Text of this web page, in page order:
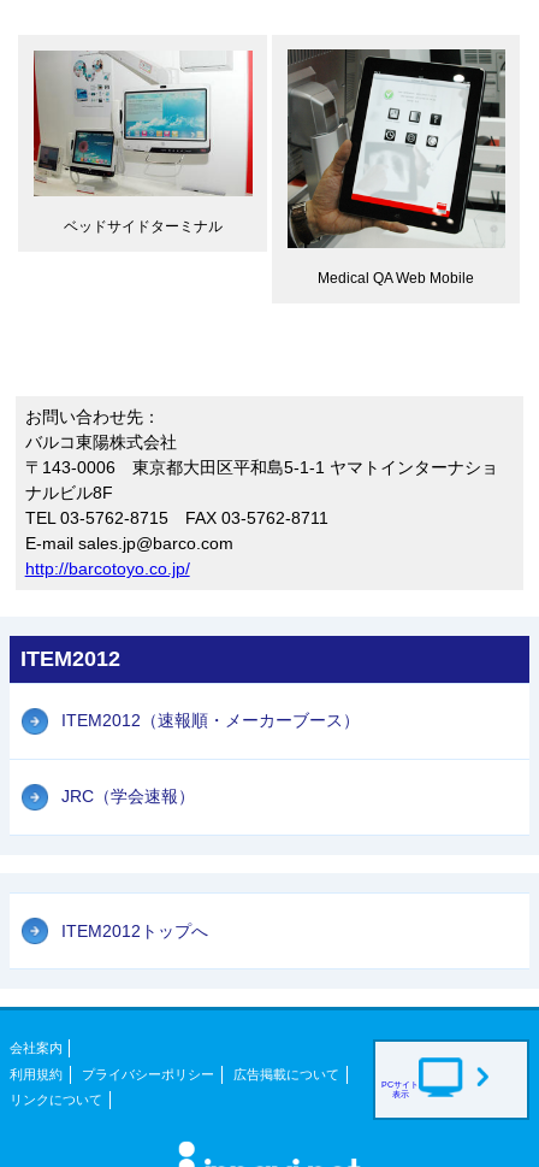
ベッドサイドターミナル
Medical QA Web Mobile
お問い合わせ先：
バルコ東陽株式会社
〒143-0006 東京都大田区平和島5-1-1 ヤマトインターナショ
ナルビル8F
TEL 03-5762-8715 FAX 03-5762-8711
E-mail sales.jp@barco.com
http://barcotoyo.co.jp/
ITEM2012
ITEM2012（速報順・メーカーブース）
JRC（学会速報）
ITEM2012トップへ
会社案内
利用規約
プライバシーポリシー
広告掲載について
リンクについて
PCサイト
表示